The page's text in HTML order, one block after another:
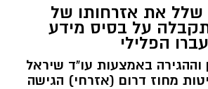
את אזרחותו של
על בסיס מידע
הפלילי
וההגירה באמצעות עו"ד שיראל
מחוז דרום (אזרחי) הגישה